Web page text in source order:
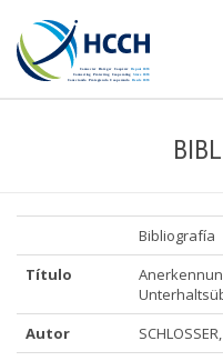
Bibliografía
Título
Autor